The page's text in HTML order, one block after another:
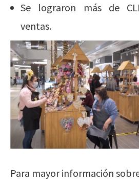
Se lograron más de
ventas.
Para mayor información